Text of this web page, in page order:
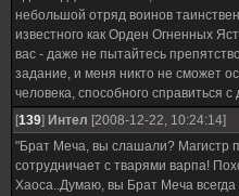
небольшой отряд воинов
известного как Орден Огненных
вас - даже не пытайтесь
задание, и меня никто не сможет
человека, способного справиться
[139] Интел [2008-12-22, 10:24:14]
"Брат Меча, вы слашали? Магистр
сотрудничает с тварями варпа!
Хаоса..Думаю, вы Брат Меча